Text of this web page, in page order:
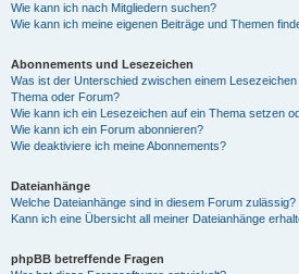
Wie kann ich nach Mitgliedern suchen?
Wie kann ich meine eigenen Beiträge und Themen
Abonnements und Lesezeichen
Was ist der Unterschied zwischen einem
Thema oder Forum?
Wie kann ich ein Lesezeichen auf ein Thema setzen
Wie kann ich ein Forum abonnieren?
Wie deaktiviere ich meine Abonnements?
Dateianhänge
Welche Dateianhänge sind in diesem Forum zulässig?
Kann ich eine Übersicht all meiner Dateianhänge
phpBB betreffende Fragen